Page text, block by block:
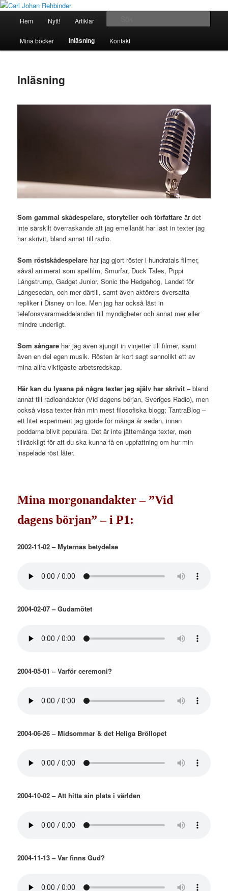
Hoppa
innehållCarl Johan Rehbinder
Artiklar, noveller och andra texter
Hem Nytt! Artiklar
Mina böcker Inläsning Kontakt
Inläsning
Som gammal skådespelare, storyteller och författare är det
inte särskilt överraskande att jag emellanåt har läst in texter jag
har skrivit, bland annat till radio.
Som röstskådespelare har jag gjort röster i hundratals filmer,
såväl animerat som spelfilm, Smurfar, Duck Tales, Pippi
Långstrump, Gadget Junior, Sonic the Hedgehog, Landet för
Längesedan, och mer därtill, samt även aktörers översatta
repliker i Disney on Ice. Men jag har också läst in
telefonsvararmeddelanden till myndigheter och annat mer eller
mindre underligt.
Som sångare har jag även sjungit in vinjetter till filmer, samt
även en del egen musik. Rösten är kort sagt sannolikt ett av
mina allra viktigaste arbetsredskap.
Här kan du lyssna på några texter jag själv har skrivit – bland
annat till radioandakter (Vid dagens början, Sveriges Radio), men
också vissa texter från min mest filosofiska blogg; TantraBlog –
ett litet experiment jag gjorde för många år sedan, innan
poddarna blivit populära. Det är inte jättemånga texter, men
tillräckligt för att du ska kunna få en uppfattning om hur min
inspelade röst låter.
Mina morgonandakter – ”Vid
dagens början” – i P1:
2002-11-02 – Myternas betydelse
2004-02-07 – Gudamötet
2004-05-01 – Varför ceremoni?
2004-06-26 – Midsommar & det Heliga Bröllopet
2004-10-02 – Att hitta sin plats i världen
2004-11-13 – Var finns Gud?